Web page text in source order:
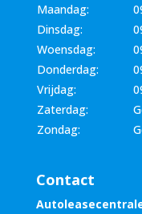
Maandag:
Dinsdag:
Woensdag:
Donderdag:
Vrijdag:
Zaterdag:
Zondag:
Contact